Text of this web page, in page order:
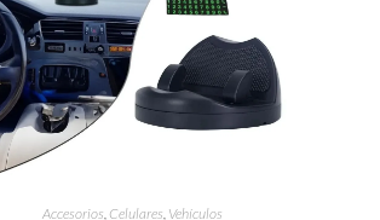
AÑADIR AL CARRITO
Accesorios, Celulares, Vehículos